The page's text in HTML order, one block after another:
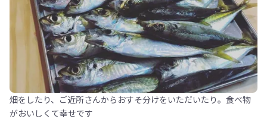
畑をしたり、ご近所さんからおすそ分けをいただいたり。食べ物
がおいしくて幸せです